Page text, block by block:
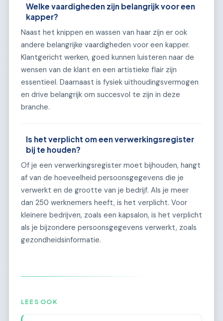
Welke vaardigheden zijn belangrijk voor een
kapper?
Naast het knippen en wassen van haar zijn er ook
andere belangrijke vaardigheden voor een kapper.
Klantgericht werken, goed kunnen luisteren naar de
wensen van de klant en een artistieke flair zijn
essentieel. Daarnaast is fysiek uithoudingsvermogen
en drive belangrijk om succesvol te zijn in deze
branche.
Is het verplicht om een verwerkingsregister
bij te houden?
Of je een verwerkingsregister moet bijhouden, hangt
af van de hoeveelheid persoonsgegevens die je
verwerkt en de grootte van je bedrijf. Als je meer
dan 250 werknemers heeft, is het verplicht. Voor
kleinere bedrijven, zoals een kapsalon, is het verplicht
als je bijzondere persoonsgegevens verwerkt, zoals
gezondheidsinformatie.
LEES OOK